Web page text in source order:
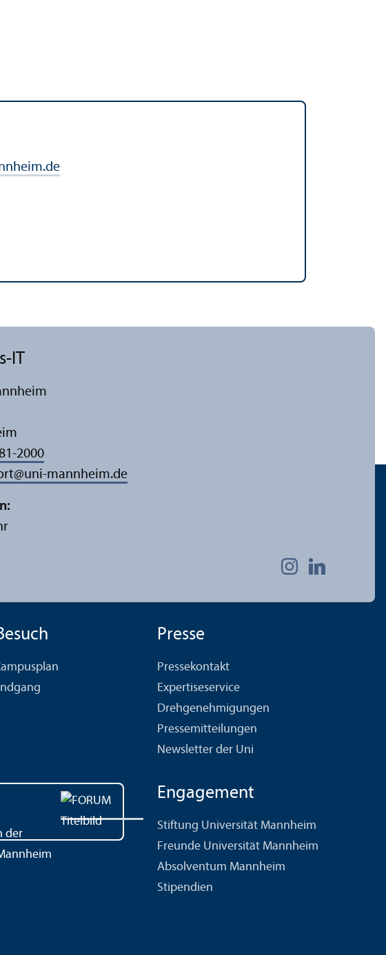
IT
2000
@uni-mannheim.de
Presse
Pressekontakt
Expertiseservice
Drehgenehmigungen
Pressemitteilungen
Newsletter der Uni
der
Engagement
Stiftung Universität Mannheim
Freunde Universität Mannheim
Absolventum Mannheim
Stipendien